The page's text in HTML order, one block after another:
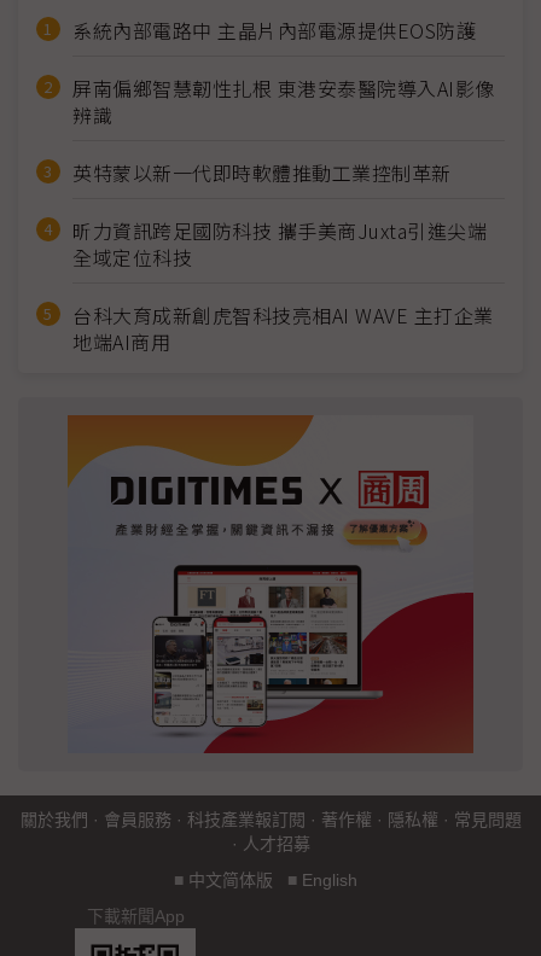
系統內部電路中 主晶片內部電源提供EOS防護
屏南偏鄉智慧韌性扎根 東港安泰醫院導入AI影像
辨識
英特蒙以新一代即時軟體推動工業控制革新
昕力資訊跨足國防科技 攜手美商Juxta引進尖端
全域定位科技
台科大育成新創虎智科技亮相AI WAVE 主打企業
地端AI商用
關於我們 · 會員服務 · 科技產業報訂閱 · 著作權 · 隱私權 · 常見問題
· 人才招募
■ 中文简体版 ■ English
下載新聞App